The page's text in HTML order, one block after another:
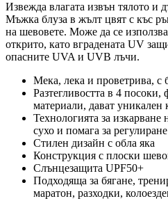
Извежда влагата извън тялото и
Мъжка блуза в жълт цвят с къс
на шевовете. Може да се
открито, като вградената UV
опасните UVA и UVB лъчи.
Мека, лека и проветрива, с
Разтегливостта в 4
материали, дават уникален
Технологията за изкарване
сухо и помага за
Стилен дизайн с обла яка
Конструкция с плоски
Слънцезащита UPF50+
Подходяща за бягане,
маратон, разходки,